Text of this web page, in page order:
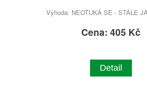
Výhoda: NEOŤUKÁ SE - STÁLE
Cena: 405 Kč
Detail